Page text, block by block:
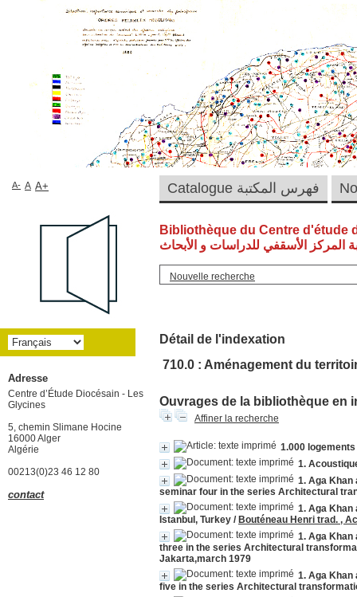
Bibliothèque du Centre d'étude
المركز الأسقفي للدراسات و الأبحاث
Nouvelle recherche
Détail de l'indexation
710.0 : Aménagement du
Ouvrages de la bibliothèque en
Affiner la recherche
1.000
1.
1. Aga
seminar four in the series Architectural
1. Aga Khan
Istanbul, Turkey / Bouténeau Henri trad. ,
1. Aga
three in the series Architectural
Jakarta,march 1979
1. Aga Khan
five in the series Architectural
Catalogue فهرس المكتبة A- A A+
Adresse
Centre d’Étude Diocésain - Les
Glycines
5, chemin Slimane Hocine
16000 Alger
Algérie
00213(0)23 46 12 80
contact